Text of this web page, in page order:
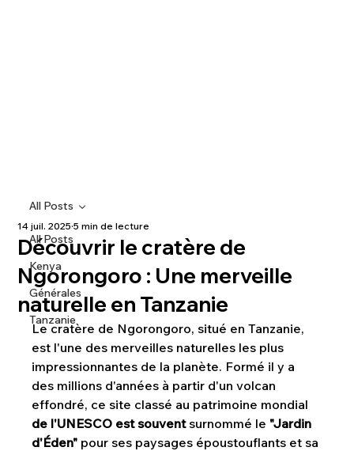
All Posts
Kenya
Générales
Tanzanie
All Posts
Découvrir le cratère de
Ngorongoro : Une merveille
naturelle en Tanzanie
14 juil. 2025 5 min de lecture
Le cratère de Ngorongoro, situé en Tanzanie,
est l'une des merveilles naturelles les plus
impressionnantes de la planète. Formé il y a
des millions d'années à partir d'un volcan
effondré, ce site classé au patrimoine mondial
de l'UNESCO est souvent surnommé le "Jardin
d'Éden" pour ses paysages époustouflants et sa